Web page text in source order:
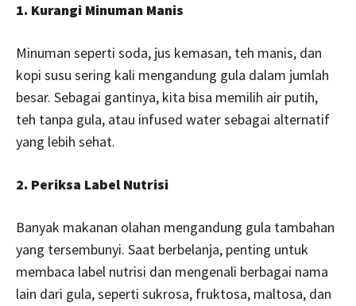
1. Kurangi Minuman Manis
Minuman seperti soda, jus kemasan, teh manis, dan
kopi susu sering kali mengandung gula dalam jumlah
besar. Sebagai gantinya, kita bisa memilih air putih,
teh tanpa gula, atau infused water sebagai alternatif
yang lebih sehat.
2. Periksa Label Nutrisi
Banyak makanan olahan mengandung gula tambahan
yang tersembunyi. Saat berbelanja, penting untuk
membaca label nutrisi dan mengenali berbagai nama
lain dari gula, seperti sukrosa, fruktosa, maltosa, dan